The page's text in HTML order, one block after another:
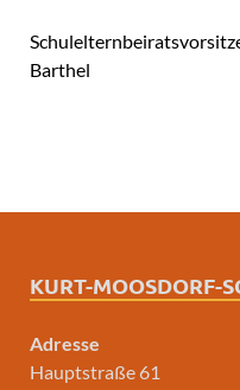
Barthel
KURT-MOOSDORF-
Adresse
Hauptstraße 61